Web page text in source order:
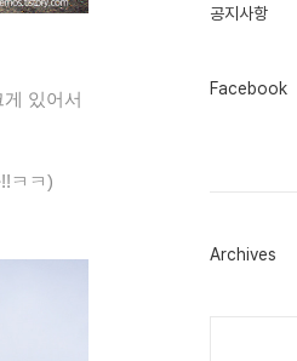
있어서
ㅋㅋ)
공지사항
페
그
Facebook
Archives